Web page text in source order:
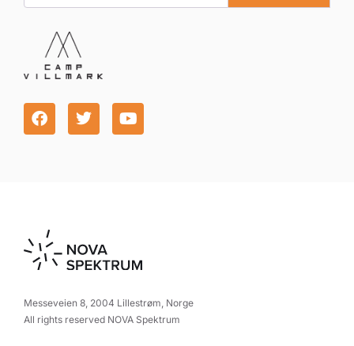
Messeveien 8, 2004 Lillestrøm, Norge
All rights reserved NOVA Spektrum